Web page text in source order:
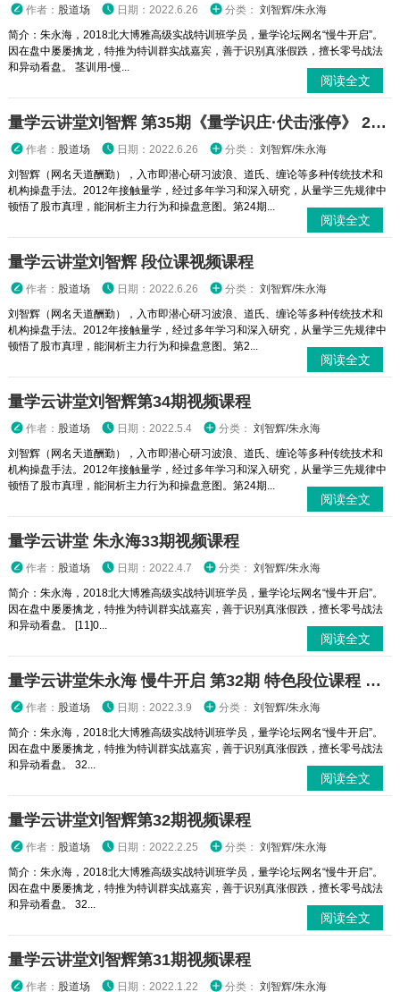
作者： 股道场 日期：2022.6.26 分类： 刘智辉/朱永海
简介：朱永海，2018北大博雅高级实战特训班学员，量学论坛网名“慢牛开启”。
因在盘中屡屡擒龙，特推为特训群实战嘉宾，善于识别真涨假跌，擅长零号战法
和异动看盘。 茎训用-慢...
阅读全文
量学云讲堂刘智辉 第35期《量学识庄·伏击涨停》 2022年
作者： 股道场 日期：2022.6.26 分类： 刘智辉/朱永海
刘智辉（网名天道酬勤），入市即潜心研习波浪、道氏、缠论等多种传统技术和
机构操盘手法。2012年接触量学，经过多年学习和深入研究，从量学三先规律中
顿悟了股市真理，能洞析主力行为和操盘意图。第24期...
阅读全文
量学云讲堂刘智辉 段位课视频课程
作者： 股道场 日期：2022.6.26 分类： 刘智辉/朱永海
刘智辉（网名天道酬勤），入市即潜心研习波浪、道氏、缠论等多种传统技术和
机构操盘手法。2012年接触量学，经过多年学习和深入研究，从量学三先规律中
顿悟了股市真理，能洞析主力行为和操盘意图。第2...
阅读全文
量学云讲堂刘智辉第34期视频课程
作者： 股道场 日期：2022.5.4 分类： 刘智辉/朱永海
刘智辉（网名天道酬勤），入市即潜心研习波浪、道氏、缠论等多种传统技术和
机构操盘手法。2012年接触量学，经过多年学习和深入研究，从量学三先规律中
顿悟了股市真理，能洞析主力行为和操盘意图。第24期...
阅读全文
量学云讲堂 朱永海33期视频课程
作者： 股道场 日期：2022.4.7 分类： 刘智辉/朱永海
简介：朱永海，2018北大博雅高级实战特训班学员，量学论坛网名“慢牛开启”。
因在盘中屡屡擒龙，特推为特训群实战嘉宾，善于识别真涨假跌，擅长零号战法
和异动看盘。 [11]0...
阅读全文
量学云讲堂朱永海 慢牛开启 第32期 特色段位课程 正课含收评
作者： 股道场 日期：2022.3.9 分类： 刘智辉/朱永海
简介：朱永海，2018北大博雅高级实战特训班学员，量学论坛网名“慢牛开启”。
因在盘中屡屡擒龙，特推为特训群实战嘉宾，善于识别真涨假跌，擅长零号战法
和异动看盘。 32...
阅读全文
量学云讲堂刘智辉第32期视频课程
作者： 股道场 日期：2022.2.25 分类： 刘智辉/朱永海
简介：朱永海，2018北大博雅高级实战特训班学员，量学论坛网名“慢牛开启”。
因在盘中屡屡擒龙，特推为特训群实战嘉宾，善于识别真涨假跌，擅长零号战法
和异动看盘。 32...
阅读全文
量学云讲堂刘智辉第31期视频课程
作者： 股道场 日期：2022.1.22 分类： 刘智辉/朱永海